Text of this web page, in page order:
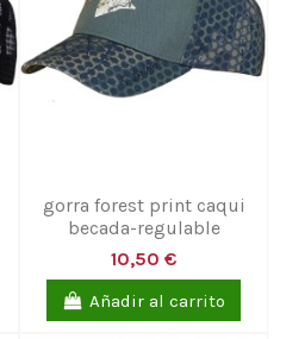
gorra forest print caqui
becada-regulable
10,50 €
Añadir al carrito